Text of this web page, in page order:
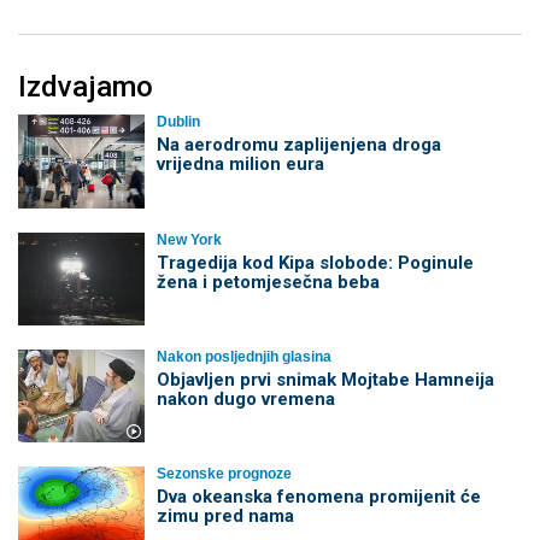
Izdvajamo
Dublin
Na aerodromu zaplijenjena droga
vrijedna milion eura
New York
Tragedija kod Kipa slobode: Poginule
žena i petomjesečna beba
Nakon posljednjih glasina
Objavljen prvi snimak Mojtabe Hamneija
nakon dugo vremena
Sezonske prognoze
Dva okeanska fenomena promijenit će
zimu pred nama